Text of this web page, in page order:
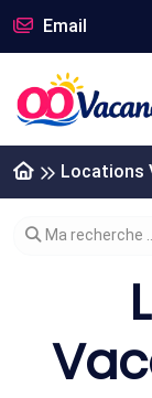
Email
Locations
Modifier votre
Ma recherche